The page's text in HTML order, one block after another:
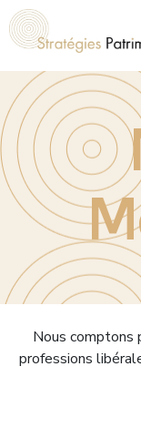
Nous comptons
professions